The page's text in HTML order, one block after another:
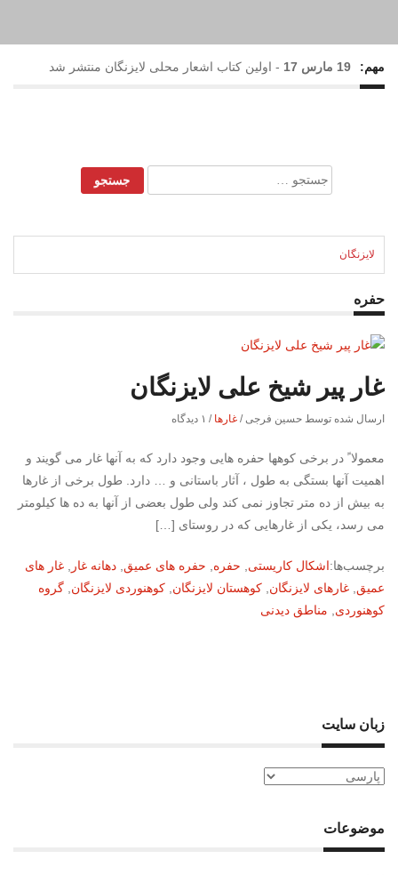
مهم: 19 مارس 17 - اولین کتاب اشعار محلی لایزنگان منتشر شد
جستجو
برای:
لایزنگان
حفره
غار پیر شیخ علی لایزنگان
ارسال شده توسط حسین فرجی/ غارها / ۱ دیدگاه
معمولا ً در برخی کوهها حفره هایی وجود دارد که به آنها غار می گویند و
اهمیت آنها بستگی به طول ، آثار باستانی و … دارد. طول برخی از غارها
به بیش از ده متر تجاوز نمی کند ولی طول بعضی از آنها به ده ها کیلومتر
می رسد، یکی از غارهایی که در روستای […]
برچسب‌ها:اشکال کاریستی حفره حفره های عمیق دهانه غار
غار های
عمیق غارهای لایزنگان کوهستان لایزنگان کوهنوردی لایزنگان گروه
کوهنوردی
مناطق دیدنی
زبان سایت
موضوعات